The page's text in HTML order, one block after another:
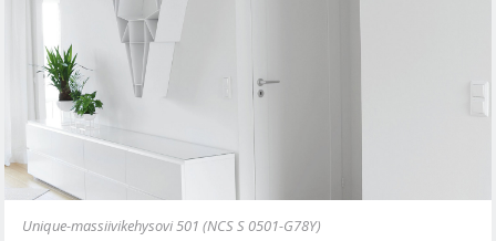
Unique-massiivikehysovi 501 (NCS S 0501-G78Y)